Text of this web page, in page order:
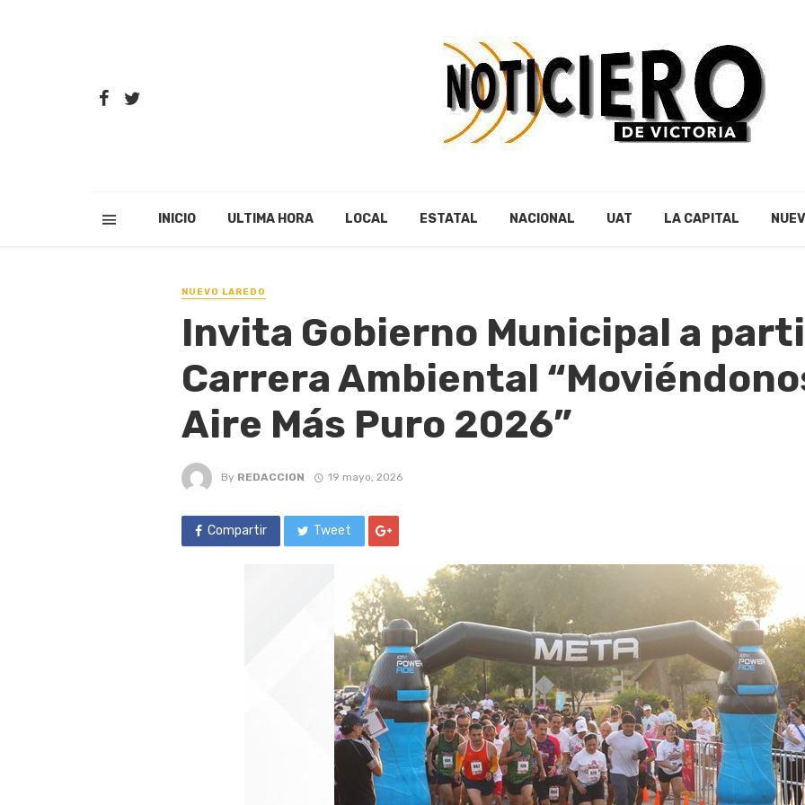
INICIO ULTIMA HORA LOCAL ESTATAL NACIONAL UAT LA CAPITAL
NUEVO LAREDO
Invita Gobierno Municipal a
Carrera Ambiental
Aire Más Puro 2026”
By REDACCION 19 mayo, 2026
Compartir Tweet